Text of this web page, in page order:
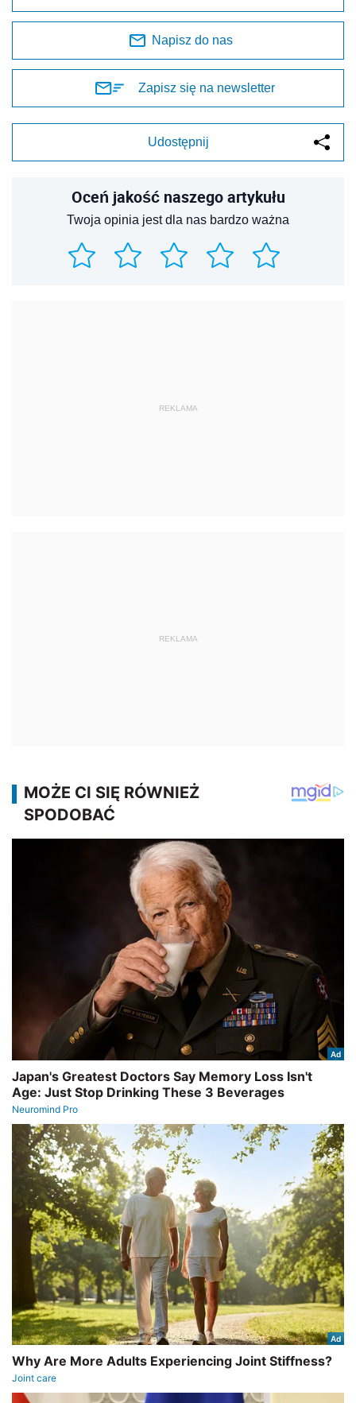
Napisz do nas
Zapisz się na newsletter
Udostępnij
Oceń jakość naszego artykułu
Twoja opinia jest dla nas bardzo ważna
REKLAMA
REKLAMA